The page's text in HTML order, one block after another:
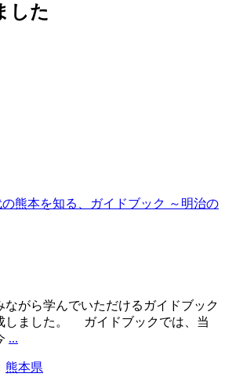
した
熊本を知る、ガイドブック ～明治の
ながら学んでいただけるガイドブック
しました。 ガイドブックでは、当
...
熊本県